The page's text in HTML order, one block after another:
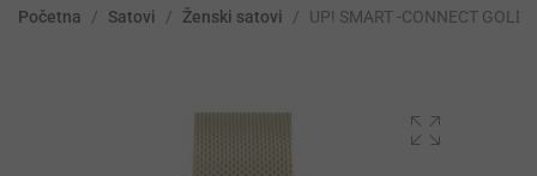
Početna / Satovi / Ženski satovi / UP! SMART -CONNECT GOLD